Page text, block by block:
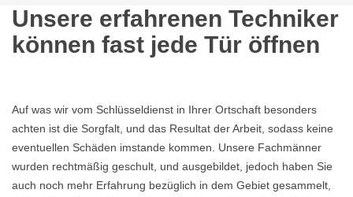
Unsere erfahrenen Techniker
können fast jede Tür öffnen
Auf was wir vom Schlüsseldienst in Ihrer Ortschaft besonders
achten ist die Sorgfalt, und das Resultat der Arbeit, sodass keine
eventuellen Schäden imstande kommen. Unsere Fachmänner
wurden rechtmäßig geschult, und ausgebildet, jedoch haben Sie
auch noch mehr Erfahrung bezüglich in dem Gebiet gesammelt,